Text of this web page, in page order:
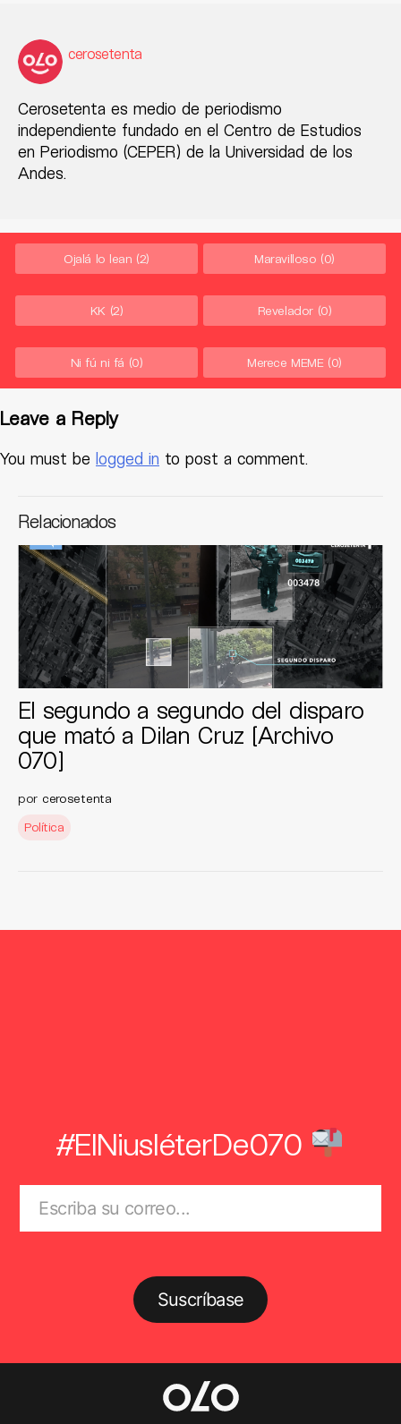
cerosetenta
Cerosetenta es medio de periodismo
independiente fundado en el Centro de Estudios
en Periodismo (CEPER) de la Universidad de los
Andes.
Ojalá lo lean (2) Maravilloso (0)
KK (2) Revelador (0)
Ni fú ni fá (0) Merece MEME (0)
Leave a Reply
You must be logged in to post a comment.
Relacionados
El segundo a segundo del disparo
que mató a Dilan Cruz [Archivo
070]
por cerosetenta
Política
#ElNiusléterDe070
Suscríbase